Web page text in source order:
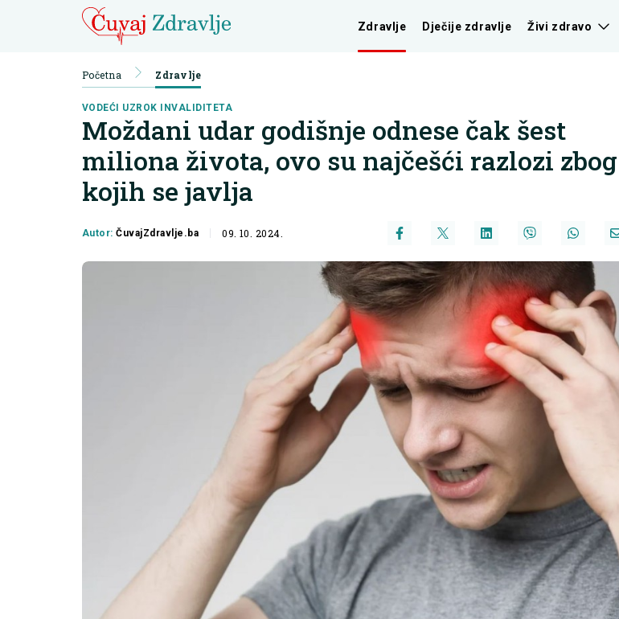
Zdravlje Dječije zdravlje Živi zdravo
Početna Zdravlje
VODEĆI UZROK INVALIDITETA
Moždani udar godišnje odnese čak šest
miliona života, ovo su najčešći razlozi zbog
kojih se javlja
Autor:ČuvajZdravlje.ba 09. 10. 2024.